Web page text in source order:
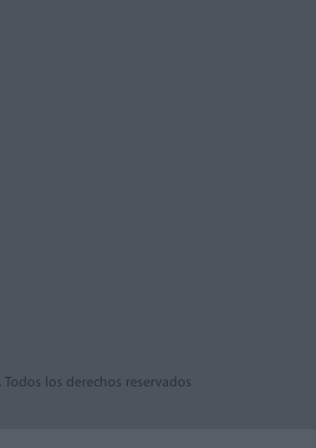
los derechos reservados